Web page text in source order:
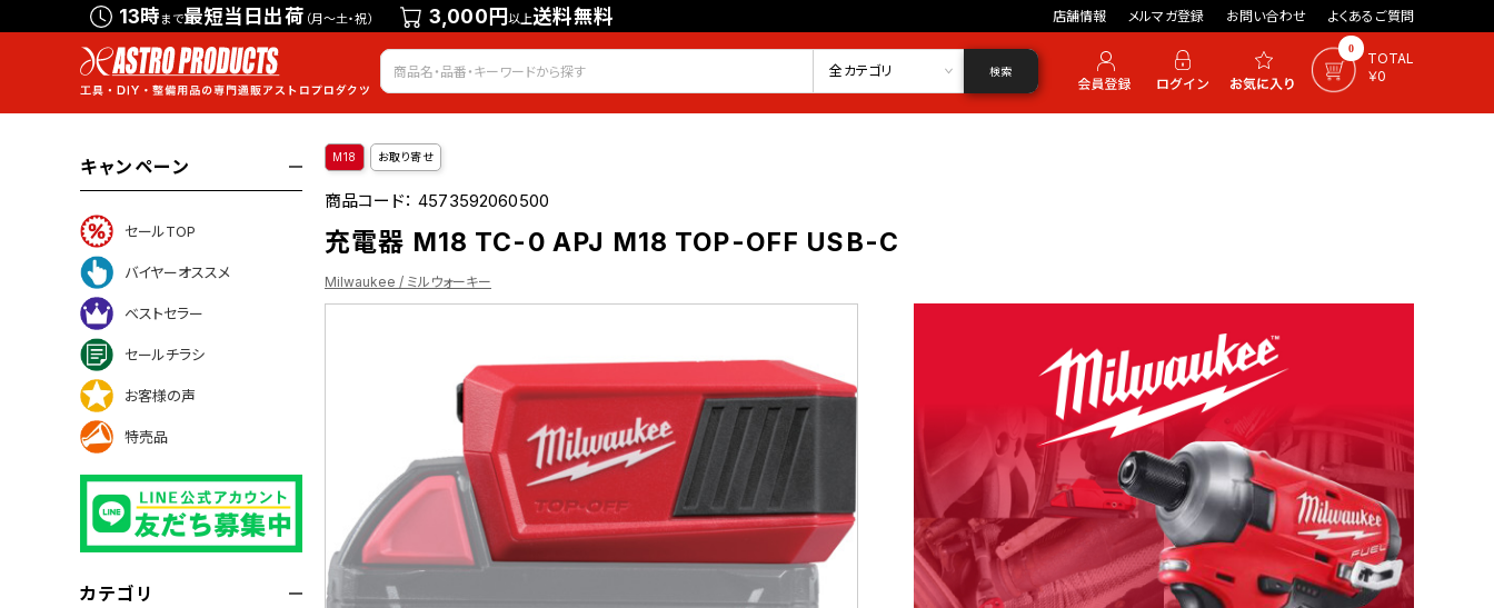
13時まで最短当日出荷 （月～土・祝） 3,000円以上送料無料 店舗情報 メルマガ登録 お問い合わせ よくあるご質問
会員登録 ログイン お気に入り 0
TOTAL
￥0
全カテゴリ 検索
キャンペーン
セールTOP
バイヤーオススメ
ベストセラー
セールチラシ
お客様の声
特売品
カテゴリ
M18 お取り寄せ
商品コード：4573592060500
充電器 M18 TC-0 APJ M18 TOP-OFF USB-C
Milwaukee / ミルウォーキー